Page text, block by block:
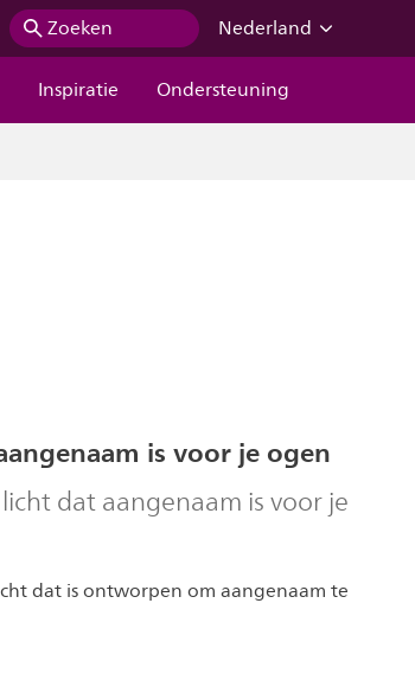
Zoeken
Nederland
Inspiratie Ondersteuning
is voor je ogen
dat aangenaam is voor je
dat is ontworpen om aangenaam te